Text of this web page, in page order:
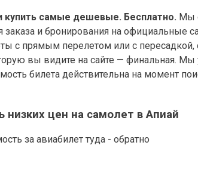
купить самые дешевые. Бесплатно. Мы
и бронирования на официальные
с прямым перелетом или с пересадкой,
вы видите на сайте — финальная. Мы
билета действительна на момент
низких цен на самолет в Апиай
за авиабилет туда - обратно